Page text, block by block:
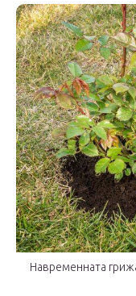
Навременната